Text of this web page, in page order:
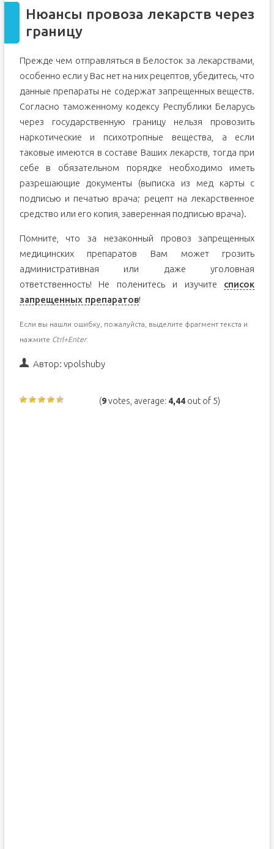
Нюансы провоза лекарств через
границу
Прежде чем отправляться в Белосток за лекарствами,
особенно если у Вас нет на них рецептов, убедитесь, что
данные препараты не содержат запрещенных веществ.
Согласно таможенному кодексу Республики Беларусь
через государственную границу нельзя провозить
наркотические и психотропные вещества, а если
таковые имеются в составе Ваших лекарств, тогда при
себе в обязательном порядке необходимо иметь
разрешающие документы (выписка из мед карты с
подписью и печатью врача; рецепт на лекарственное
средство или его копия, заверенная подписью врача).
Помните, что за незаконный провоз запрещенных
медицинских препаратов Вам может грозить
административная или даже уголовная
ответственность! Не поленитесь и изучите список
запрещенных препаратов!
Если вы нашли ошибку, пожалуйста, выделите фрагмент текста и
нажмите Ctrl+Enter.
Автор: vpolshuby
(9votes, average: 4,44 out of 5)